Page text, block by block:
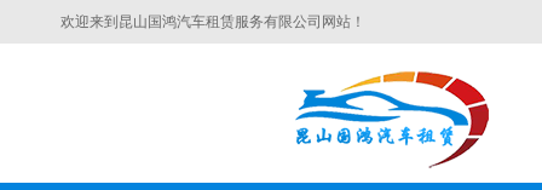
欢迎来到昆山国鸿汽车租赁服务有限公司网站！